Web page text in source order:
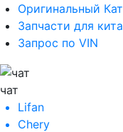
Оригинальный
Запчасти для
Запрос по VIN
чат
Lifan
Chery